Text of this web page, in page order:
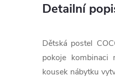
Detailní
Dětská postel
pokoje kombinaci
kousek nábytku